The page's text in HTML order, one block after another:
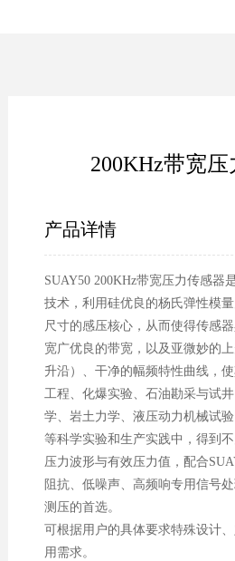
200KHz带宽
产品详情
SUAY50 200KHz带宽压力传感器
技术，利用硅优良的杨氏弹性模
尺寸的感压核心，从而使得传感
宽广优良的带宽，以及亚微妙的
升沿）、干净的幅频特性曲线，
工程、化爆实验、石油勘采与试
学、岩土力学、液压动力机械试
等科学实验和生产实践中，得到
压力波形与有效压力值，配合
阻抗、低噪声、高频响专用信号
测压的首选。
可根据用户的具体要求特殊设计
用需求。